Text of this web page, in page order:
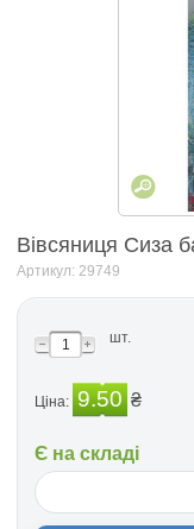
Вівсяниця Сиза
Артикул: 29749
шт.
Ціна: 9.50 ₴
Є на складі